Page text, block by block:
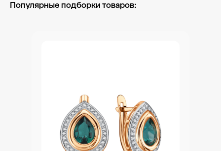
Популярные подборки товаров: